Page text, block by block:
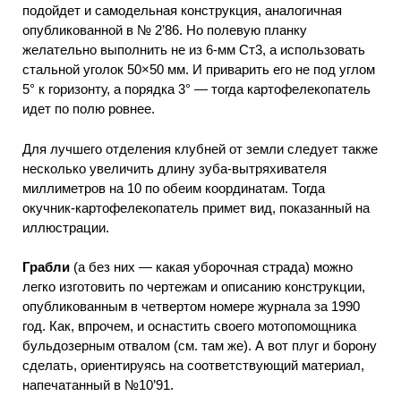
подойдет и самодельная конструкция, аналогичная
опубликованной в № 2’86. Но полевую планку
желательно выполнить не из 6-мм Ст3, а использовать
стальной уголок 50×50 мм. И приварить его не под углом
5° к горизонту, а порядка 3° — тогда картофелекопатель
идет по полю ровнее.
Для лучшего отделения клубней от земли следует также
несколько увеличить длину зуба-вытряхивателя
миллиметров на 10 по обеим координатам. Тогда
окучник-картофелекопатель примет вид, показанный на
иллюстрации.
Грабли (а без них — какая уборочная страда) можно
легко изготовить по чертежам и описанию конструкции,
опубликованным в четвертом номере журнала за 1990
год. Как, впрочем, и оснастить своего мотопомощника
бульдозерным отвалом (см. там же). А вот плуг и борону
сделать, ориентируясь на соответствующий материал,
напечатанный в №10’91.